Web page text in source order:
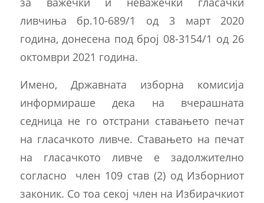
ливчиња бр.10-689/1 од 3 март 2020
година, донесена под број 08-3154/1 од 26
октомври 2021 година.
Имено, Државната изборна комисија
информираше дека на вчерашната
седница не го отстрани ставањето печат
на гласачкото ливче. Ставањето на печат
на гласачкото ливче е задолжително
согласно член 109 став (2) од Изборниот
законик. Со тоа секој член на Избирачкиот